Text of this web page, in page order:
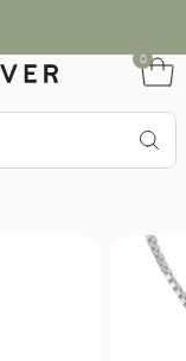
0